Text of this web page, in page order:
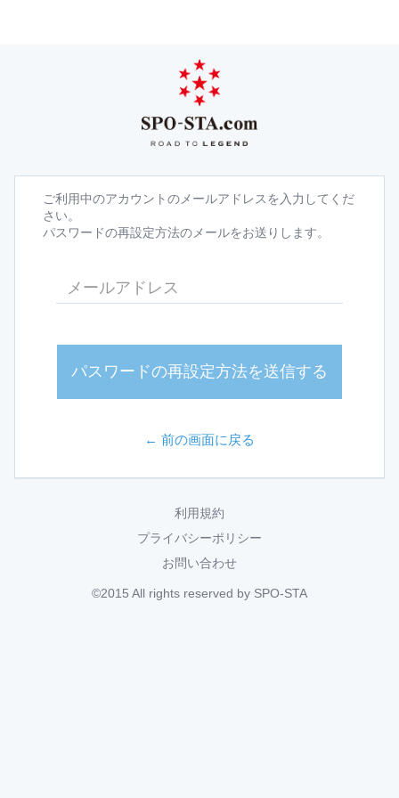
ご利用中のアカウントのメールアドレスを入力してくだ
さい。
パスワードの再設定方法のメールをお送りします。
パスワードの再設定方法を送信する
← 前の画面に戻る
利用規約
プライバシーポリシー
お問い合わせ
©2015 All rights reserved by SPO-STA